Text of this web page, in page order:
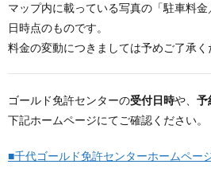
マップ内に載っている写真の「駐車料
日時点のものです。
料金の変動につきましては予めご了承く
ゴールド免許センターの受付日時や、 予
下記ホームページにてご確認ください。
■千代ゴールド免許センターホームペー